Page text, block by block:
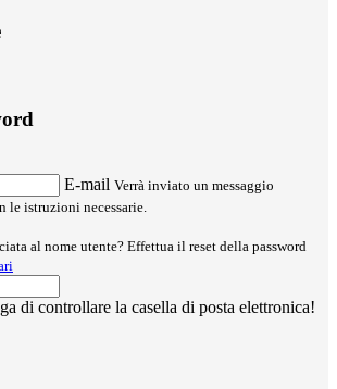
E-mail Verrà inviato un messaggio
istruzioni necessarie.
al nome utente? Effettua il reset della password
di controllare la casella di posta elettronica!